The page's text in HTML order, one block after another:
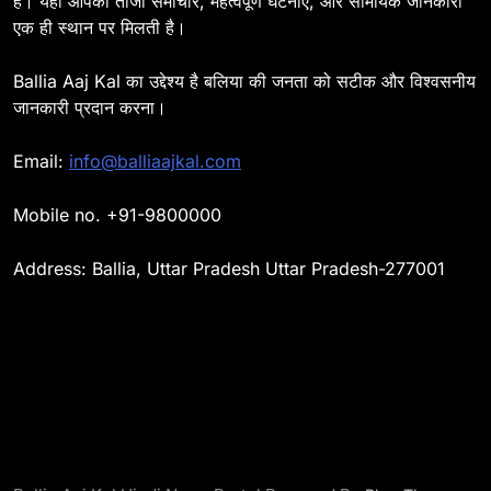
BALLIA
15
BALLIA NATIONAL
Ballia : मिशन शक्ति अभियान में
जागरूक
BALLIA NATIONAL
एक ही स्थान पर मिलती है।
Ballia Aaj Kal का उद्देश्य है बलिया की जनता को सटीक और विश्वसनीय
जानकारी प्रदान करना।
Email: info@balliaajkal.com
Mobile no. +91-9800000
Address: Ballia, Uttar Pradesh Uttar Pradesh-277001